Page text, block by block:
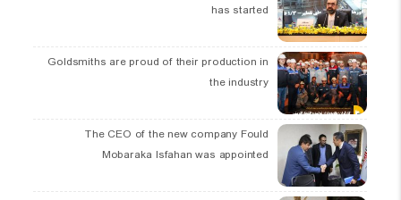
has started
Goldsmiths are proud of their production in
the industry
The CEO of the new company Fould
Mobaraka Isfahan was appointed